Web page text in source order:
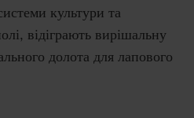
культури та
відіграють вирішальну
долота для лапового